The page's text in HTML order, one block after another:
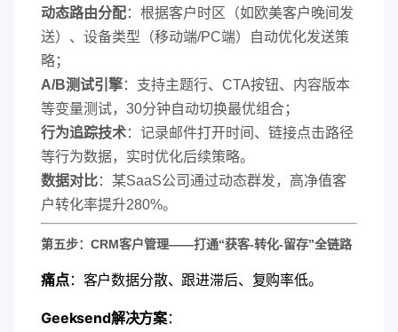
​动态路由分配​​：根据客户时区（如欧美客户晚间发
送）、设备类型（移动端/PC端）自动优化发送策
略；
​A/B测试引擎​​：支持主题行、CTA按钮、内容版本
等变量测试，30分钟自动切换最优组合；
​行为追踪技术​​：记录邮件打开时间、链接点击路径
等行为数据，实时优化后续策略。
​数据对比​​：某SaaS公司通过动态群发，高净值客
户转化率提升280%。
​第五步：CRM客户管理——打通“获客-转化-留存”全链路​
​痛点​​：客户数据分散、跟进滞后、复购率低。
​Geeksend解决方案​​：